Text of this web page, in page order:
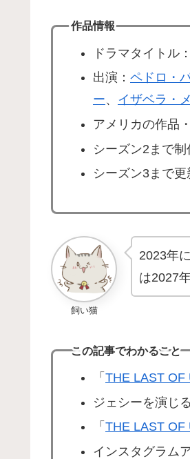
作品情報
ドラマタイトル
出演： ペドロ・
ー、 イザベラ・
アメリカの作品
シーズン2まで
シーズン3まで更
飼い猫
2023年
は2027
この記事でわかること
「 THE LAST OF
ジェシーを演じ
「 THE LAST OF
インスタグラム